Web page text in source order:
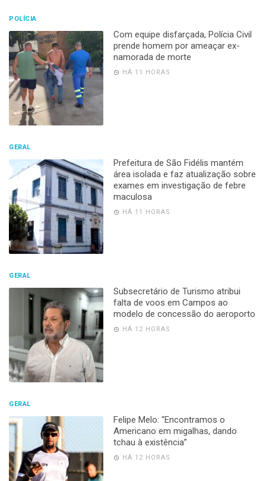
POLÍCIA
Com equipe disfarçada, Polícia Civil
prende homem por ameaçar ex-
namorada de morte
HÁ 11 HORAS
GERAL
Prefeitura de São Fidélis mantém
área isolada e faz atualização sobre
exames em investigação de febre
maculosa
HÁ 11 HORAS
GERAL
Subsecretário de Turismo atribui
falta de voos em Campos ao
modelo de concessão do aeroporto
HÁ 12 HORAS
GERAL
Felipe Melo: “Encontramos o
Americano em migalhas, dando
tchau à existência”
HÁ 12 HORAS